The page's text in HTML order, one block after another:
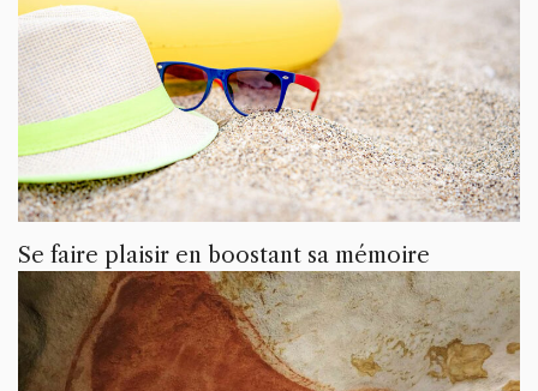
Se faire plaisir en boostant sa mémoire